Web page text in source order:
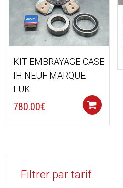
KIT EMBRAYAGE CASE
IH NEUF MARQUE
LUK
780.00€
Filtrer par tarif